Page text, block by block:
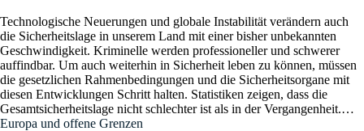
Technologische Neuerungen und globale Instabilität verändern auch
die Sicherheitslage in unserem Land mit einer bisher unbekannten
Geschwindigkeit. Kriminelle werden professioneller und schwerer
auffindbar. Um auch weiterhin in Sicherheit leben zu können, müssen
die gesetzlichen Rahmenbedingungen und die Sicherheitsorgane mit
diesen Entwicklungen Schritt halten. Statistiken zeigen, dass die
Gesamtsicherheitslage nicht schlechter ist als in der Vergangenheit.…
Europa und offene Grenzen